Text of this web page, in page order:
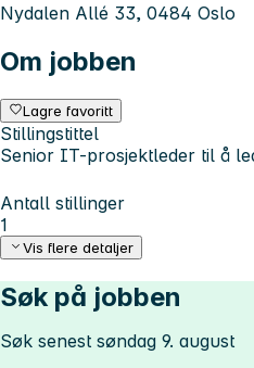
Nydalen Allé 33, 0484 Oslo
Om jobben
Lagre favoritt
Stillingstittel
Senior IT-prosjektleder til å
Antall stillinger
1
Vis flere detaljer
Søk på jobben
Søk senest søndag 9. august